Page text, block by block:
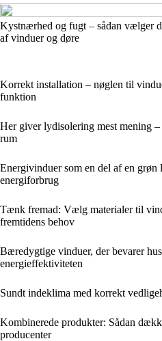
Kystnærhed og fugt – sådan vælger
af vinduer og døre
Korrekt installation – nøglen til
funktion
Her giver lydisolering mest mening
rum
Energivinduer som en del af en
energiforbrug
Tænk fremad: Vælg materialer til
fremtidens behov
Bæredygtige vinduer, der bevarer
energieffektiviteten
Sundt indeklima med korrekt
Kombinerede produkter: Sådan
producenter